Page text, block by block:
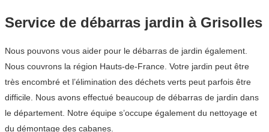
Service de débarras jardin à Grisolles
Nous pouvons vous aider pour le débarras de jardin également.
Nous couvrons la région Hauts-de-France. Votre jardin peut être
très encombré et l’élimination des déchets verts peut parfois être
difficile. Nous avons effectué beaucoup de débarras de jardin dans
le département. Notre équipe s’occupe également du nettoyage et
du démontage des cabanes.